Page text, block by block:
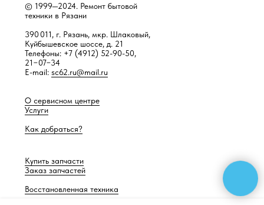
© 1999—2024. Ремонт бытовой
техники в Рязани
390 011, г. Рязань, мкр. Шлаковый,
Куйбышевское шоссе, д. 21
Телефоны: +7 (4912) 52-90-50,
21−07−34
E-mail: sc62.ru@mail.ru
О сервисном центре
Услуги
Как добраться?
Купить запчасти
Заказ запчастей
Восстановленная техника